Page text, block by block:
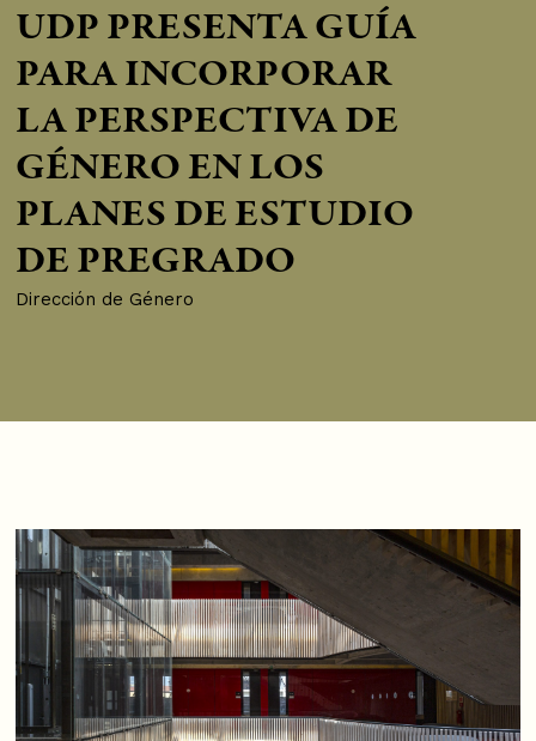
UDP PRESENTA GUÍA
PARA INCORPORAR
LA PERSPECTIVA DE
GÉNERO EN LOS
PLANES DE ESTUDIO
DE PREGRADO
Dirección de Género